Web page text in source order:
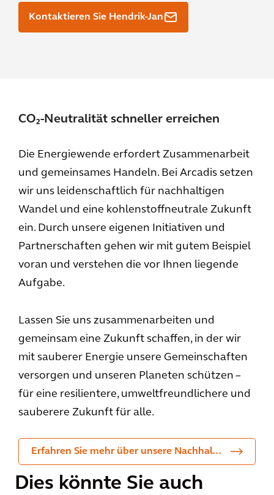
Kontaktieren Sie Hendrik-Jan
CO₂-Neutralität schneller erreichen
Die Energiewende erfordert Zusammenarbeit
und gemeinsames Handeln. Bei Arcadis setzen
wir uns leidenschaftlich für nachhaltigen
Wandel und eine kohlenstoffneutrale Zukunft
ein. Durch unsere eigenen Initiativen und
Partnerschaften gehen wir mit gutem Beispiel
voran und verstehen die vor Ihnen liegende
Aufgabe.
Lassen Sie uns zusammenarbeiten und
gemeinsam eine Zukunft schaffen, in der wir
mit sauberer Energie unsere Gemeinschaften
versorgen und unseren Planeten schützen –
für eine resilientere, umweltfreundlichere und
sauberere Zukunft für alle.
Erfahren Sie mehr über unsere Nachhaltigkeitsbemühungen und Verpflichtungen zur CO₂-Neutralität
Dies könnte Sie auch